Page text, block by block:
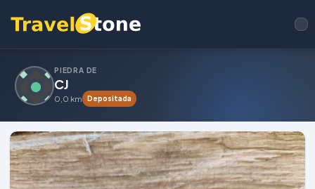
PIEDRA DE
CJ
0,0 km Depositada